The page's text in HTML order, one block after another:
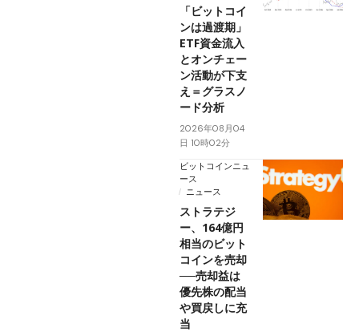
「ビットコイ
ンは過渡期」
ETF資金流入
とオンチェー
ン活動が下支
え＝グラスノ
ード分析
2026年08月04
日 10時02分
ビットコインニュ
ース
ニュース
ストラテジ
ー、164億円
相当のビット
コインを売却
──売却益は
優先株の配当
や買戻しに充
当